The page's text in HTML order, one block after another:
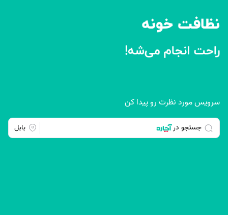
سرویس مورد نظرت رو پیدا کن
جستجو در بابل